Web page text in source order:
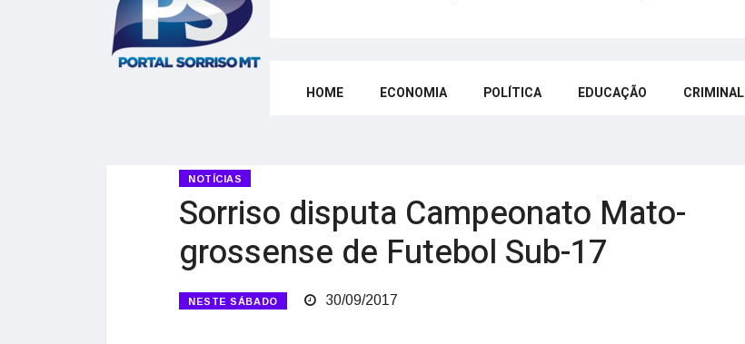
HOME ECONOMIA POLÍTICA EDUCAÇÃO CRIMINAL
NOTÍCIAS
Sorriso disputa Campeonato Mato-
grossense de Futebol Sub-17
NESTE SÁBADO 30/09/2017